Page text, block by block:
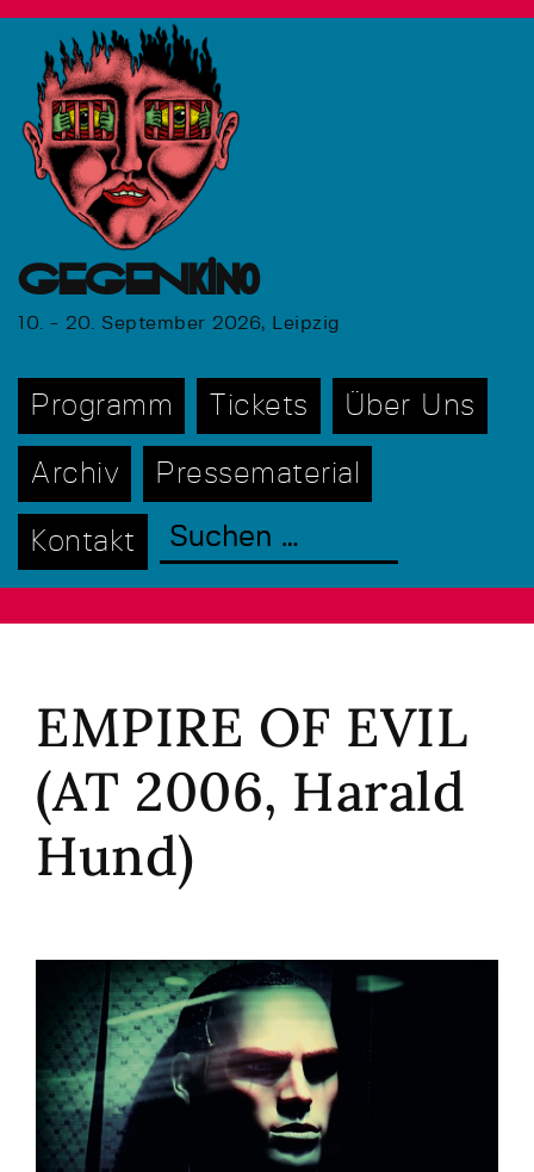
GEGENkino
10. - 20. September 2026, Leipzig
Programm Tickets Über Uns
Archiv Pressematerial
Kontakt
EMPIRE OF EVIL
(AT 2006, Harald
Hund)